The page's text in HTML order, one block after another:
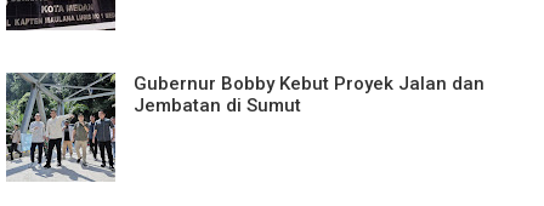
Gubernur Bobby Kebut Proyek Jalan dan
Jembatan di Sumut